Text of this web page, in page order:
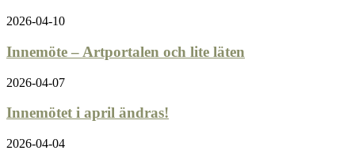
2026-04-10
Innemöte – Artportalen och lite läten
2026-04-07
Innemötet i april ändras!
2026-04-04